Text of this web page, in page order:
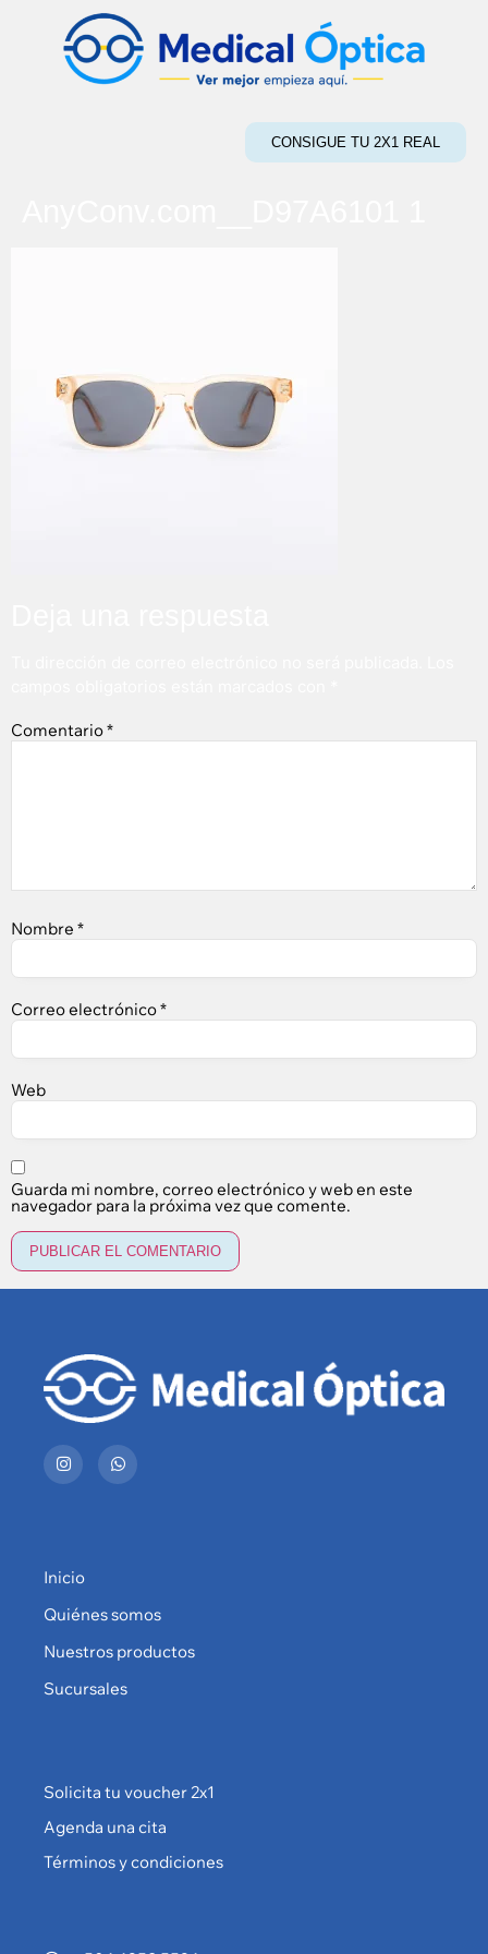
CONSIGUE TU 2X1 REAL
Comentario*
Nombre *
Correo electrónico*
Web
Guarda mi nombre, correo electrónico y web en este
navegador para la próxima vez que comente.
Inicio
Quiénes somos
Nuestros productos
Sucursales
Solicita tu voucher 2x1
Agenda una cita
Términos y condiciones